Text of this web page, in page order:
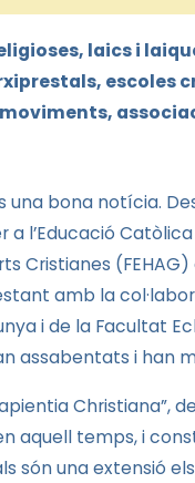
laics i
escoles
una bona notícia.
l’Educació
Cristianes
amb la
i de la Facultat
assabentats i
Christiana”,
aquell temps, i
són una extensió